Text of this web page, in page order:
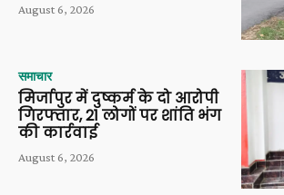
August 6, 2026
समाचार
मिर्जापुर में दुष्कर्म के दो आरोपी
गिरफ्तार, 21 लोगों पर शांति भंग
की कार्रवाई
August 6, 2026